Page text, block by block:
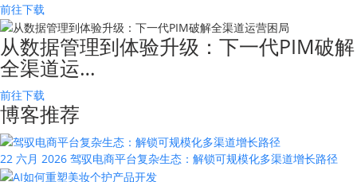
前往下载
从数据管理到体验升级：下一代PIM破解
全渠道运…
前往下载
博客推荐
22 六月 2026 驾驭电商平台复杂生态：解锁可规模化多渠道增长路径